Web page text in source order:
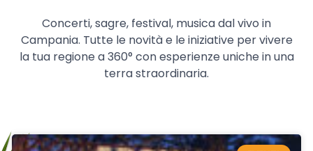
Concerti, sagre, festival, musica dal vivo in
Campania. Tutte le novità e le iniziative per vivere
la tua regione a 360° con esperienze uniche in una
terra straordinaria.